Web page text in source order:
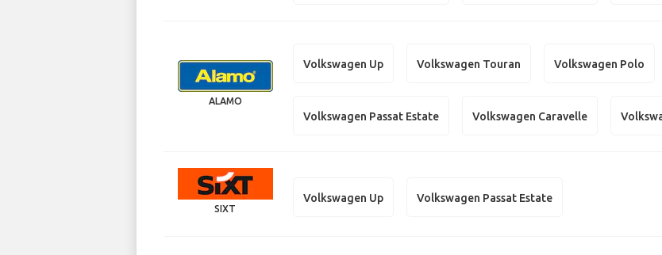
ALAMO
Volkswagen Up Volkswagen Touran Volkswagen Polo
Volkswagen Passat Estate Volkswagen Caravelle
SIXT
Volkswagen Up Volkswagen Passat Estate